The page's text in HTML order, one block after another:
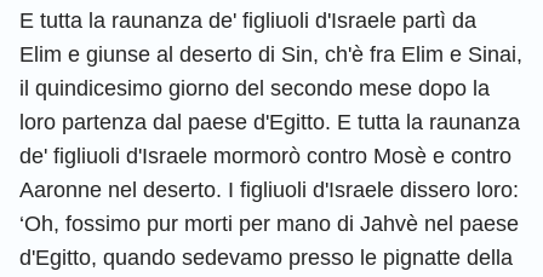
E tutta la raunanza de' figliuoli d'Israele partì da
Elim e giunse al deserto di Sin, ch'è fra Elim e Sinai,
il quindicesimo giorno del secondo mese dopo la
loro partenza dal paese d'Egitto. E tutta la raunanza
de' figliuoli d'Israele mormorò contro Mosè e contro
Aaronne nel deserto. I figliuoli d'Israele dissero loro:
‘Oh, fossimo pur morti per mano di Jahvè nel paese
d'Egitto, quando sedevamo presso le pignatte della